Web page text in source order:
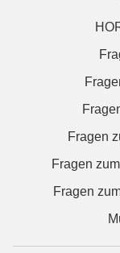
Fragen
Fragen
Fragen